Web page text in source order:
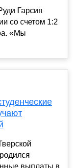
Гарсия
со счетом 1:2
«Мы
выплаты в